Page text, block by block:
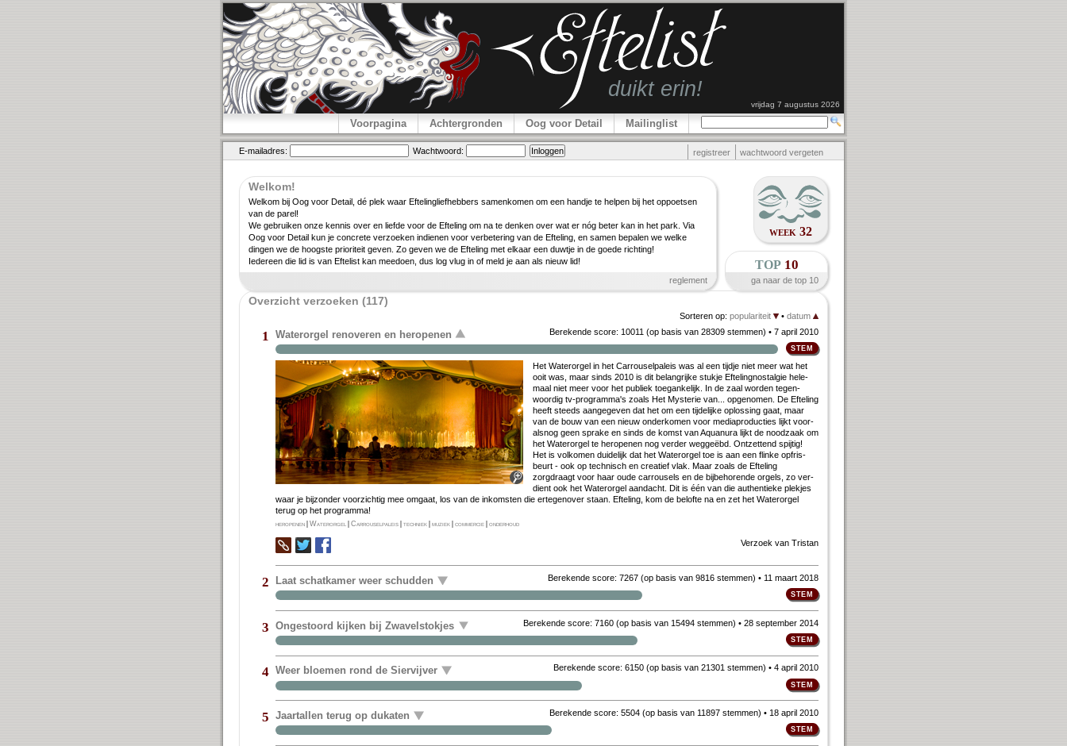
vrijdag 7 augustus 2026
Voorpagina Achtergronden Oog voor Detail Mailinglist
E-mailadres: Wachtwoord: registreer wachtwoord vergeten
Welkom!
Welkom bij Oog voor Detail, dé plek waar Efteling­lief­hebbers samenkomen om een handje te helpen bij het oppoetsen
van de parel!
We gebruiken onze kennis over en liefde voor de Efteling om na te denken over wat er nóg beter kan in het park. Via
Oog voor Detail kun je concrete verzoeken indienen voor verbe­tering van de Efteling, en samen bepalen we welke
dingen we de hoogste priori­teit geven. Zo geven we de Efteling met elkaar een duwtje in de goede richting!
Iedereen die lid is van Eftelist kan meedoen, dus log vlug in of meld je aan als nieuw lid!
reglement
week 32
top 10
ga naar de top 10
Overzicht verzoeken (117)
Sorteren op: populariteit • datum
1 Waterorgel renoveren en heropenen Berekende score: 10011 (op basis van 28309 stemmen) • 7 april 2010
Het Wa­ter­or­gel in het Car­rou­sel­pa­leis was al een tijd­je niet meer wat het
ooit was, maar sinds 2010 is dit be­lang­rij­ke stuk­je Ef­te­ling­nostal­gie he­le­
maal niet meer voor het pu­bliek toe­gan­ke­lijk. In de zaal wor­den te­gen­
woor­dig tv-pro­gram­ma's zo­als Het Mysterie van... op­ge­no­men. De Ef­te­ling
heeft steeds aan­ge­ge­ven dat het om een tij­de­lij­ke op­los­sing gaat, maar
van de bouw van een nieuw on­der­ko­men voor me­dia­pro­duc­ties lijkt voor­
als­nog geen spra­ke en sinds de komst van Aquan­ura lijkt de nood­zaak om
het Wa­ter­or­gel te her­o­pe­nen nog ver­der weg­geëbd. Ont­zet­tend spij­tig!
Het is vol­ko­men dui­de­lijk dat het Wa­ter­or­gel toe is aan een flin­ke op­fris­
beurt - ook op tech­nisch en cre­a­tief vlak. Maar zo­als de Ef­te­ling
zorgdraagt voor haar ou­de car­rou­sels en de bij­be­ho­ren­de or­gels, zo ver­
dient ook het Wa­ter­or­gel aan­dacht. Dit is één van die au­then­tie­ke plek­jes
waar je bij­zon­der voor­zich­tig mee om­gaat, los van de in­kom­sten die er­te­gen­over staan. Ef­te­ling, kom de be­lof­te na en zet het Water­orgel
terug op het pro­gram­ma!
heropenen |Waterorgel |Carrouselpaleis |techniek |muziek |commercie |onderhoud
Verzoek van Tristan
2 Laat schatkamer weer schudden Berekende score: 7267(op basis van 9816 stemmen) • 11 maart 2018
3 Ongestoord kijken bij Zwavelstokjes Berekende score: 7160(op basis van 15494 stemmen) • 28 september 2014
4 Weer bloemen rond de Siervijver Berekende score: 6150(op basis van 21301 stemmen) • 4 april 2010
5 Jaartallen terug op dukaten Berekende score: 5504(op basis van 11897 stemmen) • 18 april 2010